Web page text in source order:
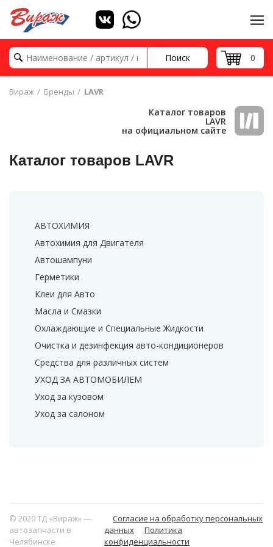
Поиск 0
Вираж Бренды LAVR
Каталог товаров
LAVR
на официальном сайте
Каталог товаров LAVR
АВТОХИМИЯ
Автохимия для Двигателя
Автошампуни
Герметики
Клеи для Авто
Масла и Смазки
Охлаждающие и Специальные Жидкости
Очистка и дезинфекция авто-кондиционеров
Средства для различных систем
УХОД ЗА АВТОМОБИЛЕМ
Уход за кузовом
Уход за салоном
© 2020 ТД «Вираж» —
автозапчасти в
Челябинске
Согласие на обработку персональных
данных
Политика
конфиденциальности